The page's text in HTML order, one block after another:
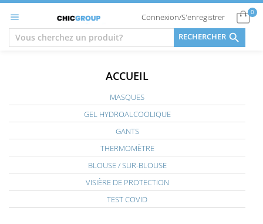
 0
Connexion/S'enregistrer
RECHERCHER 
ACCUEIL
MASQUES
GEL HYDROALCOOLIQUE
GANTS
THERMOMÈTRE
BLOUSE / SUR-BLOUSE
VISIÈRE DE PROTECTION
TEST COVID